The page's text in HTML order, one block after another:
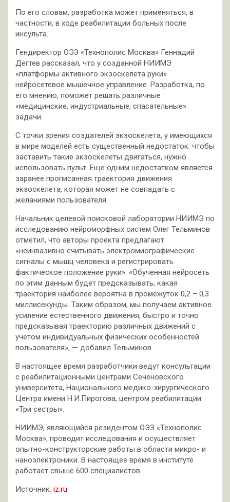
По его словам, разработка может применяться, в
частности, в ходе реабилитации больных после
инсульта.
Гендиректор ОЭЗ «Технополис Москва» Геннадий
Дегтев рассказал, что у созданной НИИМЭ
«платформы активного экзоскелета руки»
нейросетевое мышечное управление. Разработка, по
его мнению, поможет решать различные
«медицинские, индустриальные, спасательные»
задачи.
С точки зрения создателей экзоскелета, у имеющихся
в мире моделей есть существенный недостаток: чтобы
заставить такие экзоскелеты двигаться, нужно
использовать пульт. Еще одним недостатком является
заранее прописанная траектория движения
экзоскелета, которая может не совпадать с
желаниями пользователя.
Начальник целевой поисковой лаборатории НИИМЭ по
исследованию нейроморфных систем Олег Тельминов
отметил, что авторы проекта предлагают
«неинвазивно считывать электромиографические
сигналы с мышц человека и регистрировать
фактическое положение руки». «Обученная нейросеть
по этим данным будет предсказывать, какая
траектория наиболее вероятна в промежуток 0,2 – 0,3
миллисекунды. Таким образом, мы получаем активное
усиление естественного движения, быстро и точно
предсказывая траекторию различных движений с
учетом индивидуальных физических особенностей
пользователя», — добавил Тельминов.
В настоящее время разработчики ведут консультации
с реабилитационными центрами Сеченовского
университета, Национального медико-хирургического
Центра имени Н.И.Пирогова, центром реабилитации
«Три сестры».
НИИМЭ, являющийся резидентом ОЭЗ «Технополис
Москва», проводит исследования и осуществляет
опытно-конструкторские работы в области микро- и
наноэлектроники. В настоящее время в институте
работает свыше 600 специалистов.
Источник: iz.ru